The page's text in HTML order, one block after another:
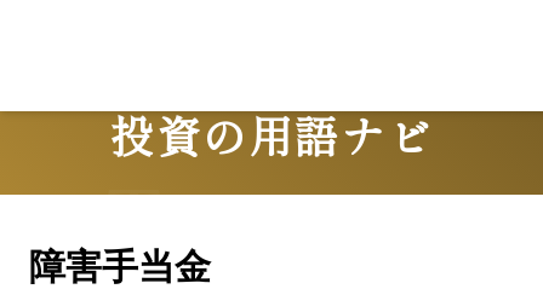
投資の用語ナビ
Terms
障害手当金